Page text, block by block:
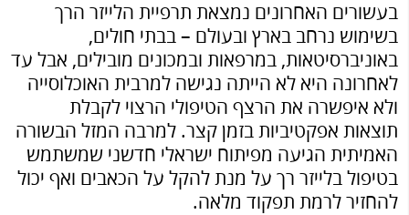
בעשורים האחרונים נמצאת תרפיית הלייזר הרך
בשימוש נרחב בארץ ובעולם – בבתי חולים,
באוניברסיטאות, במרפאות ובמכונים מובילים, אבל עד
לאחרונה היא לא הייתה נגישה למרבית האוכלוסייה
ולא איפשרה את הרצף הטיפולי הרצוי לקבלת
תוצאות אפקטיביות בזמן קצר. למרבה המזל הבשורה
האמיתית הגיעה מפיתוח ישראלי חדשני שמשתמש
בטיפול בלייזר רך על מנת להקל על הכאבים ואף יכול
להחזיר לרמת תפקוד מלאה.